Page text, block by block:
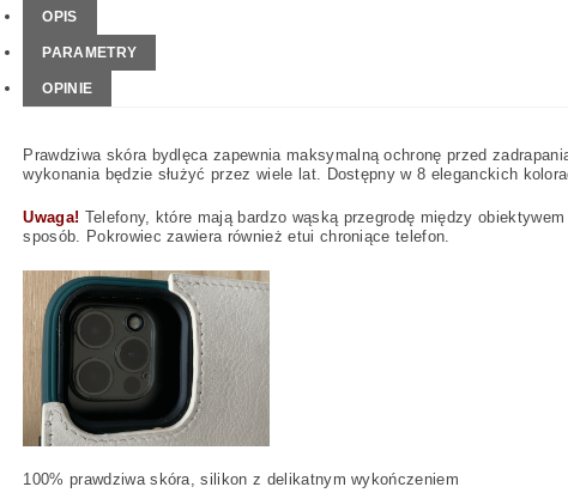
OPIS
PARAMETRY
OPINIE
Prawdziwa skóra bydlęca zapewnia maksymalną ochronę przed
wykonania będzie służyć przez wiele lat. Dostępny w 8 eleganckich
Uwaga! Telefony, które mają bardzo wąską przegrodę między
sposób. Pokrowiec zawiera również etui chroniące telefon.
100% prawdziwa skóra, silikon z delikatnym wykończeniem